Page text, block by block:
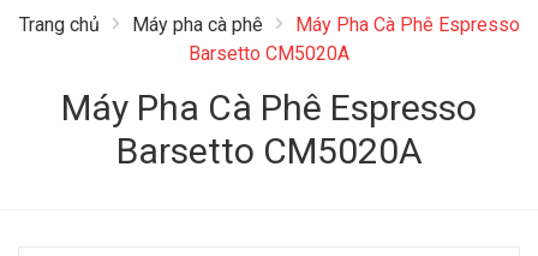
Trang chủ Máy pha cà phê
Máy Pha Cà Phê Espresso
Barsetto CM5020A
Máy Pha Cà Phê Espresso
Barsetto CM5020A